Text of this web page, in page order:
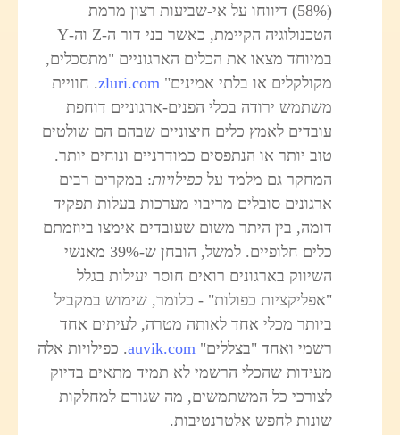
(58%) דיווחו על אי-שביעות רצון מרמת
הטכנולוגיה הקיימת, כאשר בני דור ה-Z וה-Y
במיוחד מצאו את הכלים הארגוניים "מתסכלים,
מקולקלים או בלתי אמינים"zluri.com. חוויית
משתמש ירודה בכלי הפנים-ארגוניים דוחפת
עובדים לאמץ כלים חיצוניים שבהם הם שולטים
טוב יותר או הנתפסים כמודרניים ונוחים יותר.
המחקר גם מלמד עלכפילויות: במקרים רבים
ארגונים סובלים מריבוי מערכות בעלות תפקיד
דומה, בין היתר משום שעובדים אימצו ביוזמתם
כלים חלופיים. למשל, הובחן ש-39% מאנשי
השיווק בארגונים רואים חוסר יעילות בגלל
"אפליקציות כפולות" - כלומר, שימוש במקביל
ביותר מכלי אחד לאותה מטרה, לעיתים אחד
רשמי ואחד "בצללים"auvik.com. כפילויות אלה
מעידות שהכלי הרשמי לא תמיד מתאים בדיוק
לצורכי כל המשתמשים, מה שגורם למחלקות
שונות לחפש אלטרנטיבות.